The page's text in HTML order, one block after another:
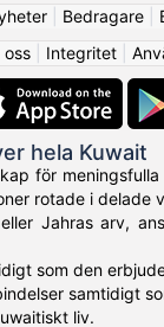
| Bedragare|
oss Integritet
hela Kuwait
för
rotade i delade
Jahras arv,
som den
samtidigt
liv.